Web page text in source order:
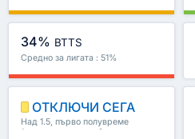
34% BTTS
Средно за лигата : 51%
ОТКЛЮЧИ СЕГА
Над 1.5, първо полувреме
/второ полувреме & още